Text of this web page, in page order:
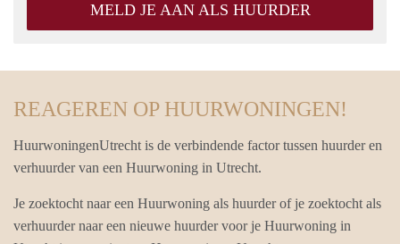
MELD JE AAN ALS HUURDER
REAGEREN OP HUURWONINGEN!
HuurwoningenUtrecht is de verbindende factor tussen huurder en
verhuurder van een Huurwoning in Utrecht.
Je zoektocht naar een Huurwoning als huurder of je zoektocht als
verhuurder naar een nieuwe huurder voor je Huurwoning in